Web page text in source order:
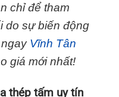
chỉ để tham
do sự biến động
Vĩnh Tân
giá mới nhất!
thép tấm uy tín